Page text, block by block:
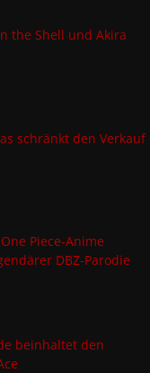
the Shell und Akira
schränkt den Verkauf
Piece-Anime
DBZ-Parodie
beinhaltet den